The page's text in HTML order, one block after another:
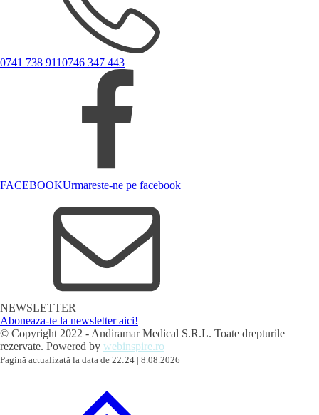
0741 738 9110746 347 443
FACEBOOKUrmareste-ne pe facebook
NEWSLETTER
Aboneaza-te la newsletter aici!
© Copyright 2022 - Andiramar Medical S.R.L. Toate drepturile
rezervate. Powered by webinspire.ro
Pagină actualizată la data de 22:24 | 8.08.2026